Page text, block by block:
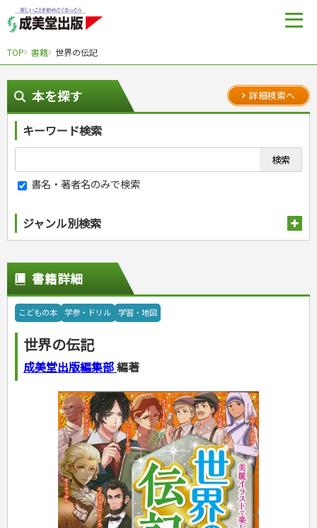
TOP 書籍 世界の伝記
本を探す 詳細検索へ
キーワード検索
書名・著者名のみで検索
ジャンル別検索
スポーツ
スポーツルール
野球
ゴルフ
ジュニアスポーツ
その他スポーツ
自然・アウトドア・ペット
アウトドア
犬・猫
園芸・野菜づくり
雑学
娯楽・ゲーム・占い
ナンプレ
ゲーム・マジック
家相・風水・占い
カルチャー・芸術・趣味
音楽・楽器
趣味・鑑賞・カメラ
俳句・詩・ことば
辞典
語学・旅行会話
運転免許
原付・二輪
その他免許
生活・暮らし
料理
料理・レシピ
各国料理
お弁当
健康メニュー・ダイエット
調理器具クッキング
お菓子・ケーキ・パン
飲み物・お酒
手芸・クラフト
ソーイング
クラフト
インテリア・ハウジング
収納・掃除・暮らし
美容・ファッション
ダイエット・エクササイズ
メイク・ネイル・ヘア
着物・着つけ
冠婚葬祭・手紙・ペン字
冠婚葬祭・スピーチ・マナー
手紙・ペン字
妊娠・出産・育児
妊娠・出産・育児
離乳食・幼児食・こどもレシピ
健康と保育
家庭医学・健康
ツボ・マッサージ
家庭医学・病気
健康知識
生活習慣病
看護・介護
看護一般
介護一般
保育・教育
パネルシアター
こどもの本
児童一般
おりがみ・あやとり
なぞなぞ・ゲーム
占い・心理ゲーム
のりもの・ずかん
読み物・絵本
音と光のでる絵本
学参・ドリル
夏休みドリル
総復習ドリル
学習・地図
自由研究・読書感想文
えんぴつちょう
就職活動
就職活動
公務員試験
資格試験
検定試験・資格試験
英語検定・TOEIC
漢字検定・数学検定
簿記検定
看護・薬学
ケアマネジャー
介護・社会福祉士
保育士
司法書士・社労士
ビジネス
経営・経済・法律
マネー・株・資産
ビジネス・法律
簿記・経理・税金・保険
その他ビジネス
自己啓発
自己啓発
ビジネス読み物
旅行・歴史
国内・海外旅行
国外旅行
国内旅行
散歩・グルメ
地理・歴史
地理・地図
歴史
成美文庫
その他文庫
ダイアリー
ダイアリー
プラチナダイアリー プレステージ
書籍詳細
こどもの本 学参・ドリル 学習・地図
世界の伝記
成美堂出版編集部編著